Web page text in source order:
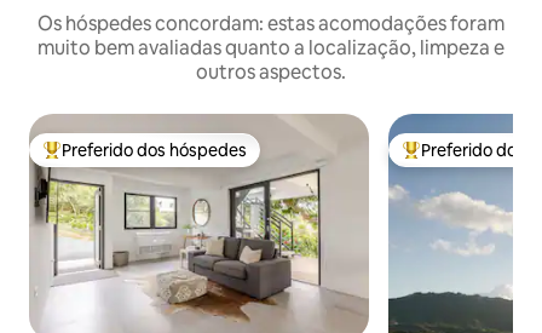
Os hóspedes concordam: estas acomodações foram
muito bem avaliadas quanto a localização, limpeza e
outros aspectos.
Entre os melhores preferidos dos hóspedes
Preferido dos hóspedes Entre os
Preferido dos